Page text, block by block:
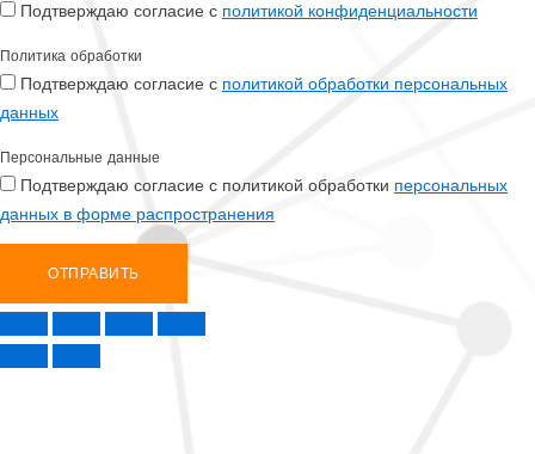
Подтверждаю согласие с политикой конфиденциальности
Политика обработки
Подтверждаю согласие с политикой обработки персональных
данных
Персональные данные
Подтверждаю согласие с политикой обработки персональных
данных в форме распространения
ОТПРАВИТЬ